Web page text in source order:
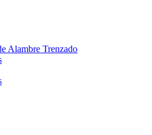
Alambre Trenzado